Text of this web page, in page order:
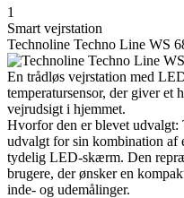
1
Smart vejrstation
Technoline Techno Line WS
En trådløs vejrstation med
temperatursensor, der giver et
vejrudsigt i hjemmet.
Hvorfor den er blevet
udvalgt for sin kombination af
tydelig LED-skærm. Den
brugere, der ønsker en
inde- og udemålinger.